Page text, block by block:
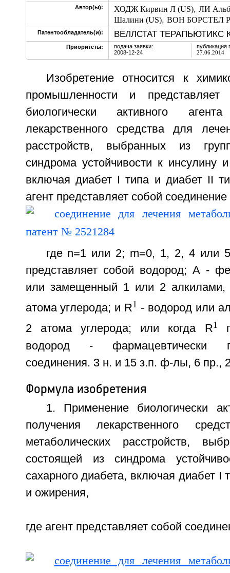
Автор(ы): ХОДЖ Кирвин Л (US), ЛИ
Шалини (US), ВОН БОРСТЕЛ
Патентообладатель(и): ВЕЛЛСТАТ ТЕРАПЬЮТИКС
Приоритеты:
подача заявки:
2008-12-24
публикация
27.06.2014
Изобретение относится к
промышленности и представляет
биологически активного
лекарственного средства для
расстройств, выбранных из
синдрома устойчивости к инсулину
включая диабет I типа и диабет II
агент представляет собой
где n=1 или 2; m=0, 1, 2, 4 или
представляет собой водород; A -
или замещенный 1 или 2
атома углерода; и R1 - водород или
2 атома углерода; или когда R1
водород - фармацевтически
соединения. 3 н. и 15 з.п. ф-лы, 6 пр.,
Формула изобретения
1. Применение биологически
получения лекарственного
метаболических расстройств,
состоящей из синдрома
сахарного диабета, включая диабет I
и ожирения,
где агент представляет собой